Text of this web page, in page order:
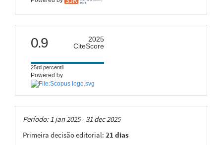
citescore
0.9
2025
CiteScore
25rd percentil
Powered by
Taxas
Período: 1 jan 2025 - 31 dec 2025
Primeira decisão editorial: 21 dias